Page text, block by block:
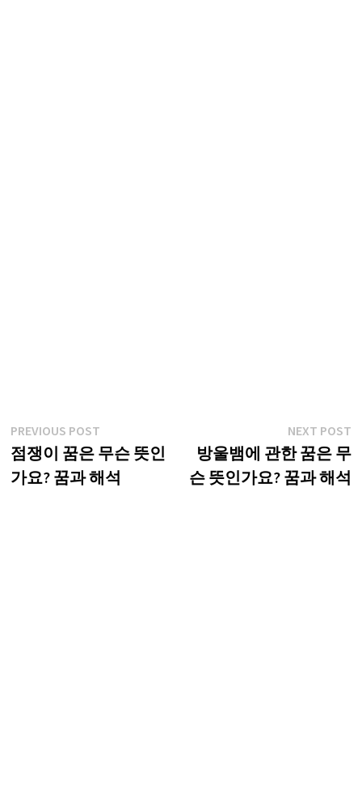
글
탐
색
PREVIOUS POSTPrevious
post:
점쟁이 꿈은 무슨 뜻인
가요? 꿈과 해석
NEXT POST
방울뱀에 관한 꿈은 무
슨 뜻인가요? 꿈과 해석